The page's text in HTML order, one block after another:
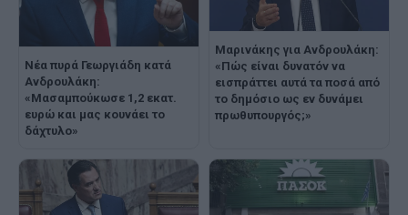
Νέα πυρά Γεωργιάδη κατά
Ανδρουλάκη:
«Μασαμπούκωσε 1,2 εκατ.
ευρώ και μας κουνάει το
δάχτυλο»
Μαρινάκης για Ανδρουλάκη:
«Πώς είναι δυνατόν να
εισπράττει αυτά τα ποσά από
το δημόσιο ως εν δυνάμει
πρωθυπουργός;»